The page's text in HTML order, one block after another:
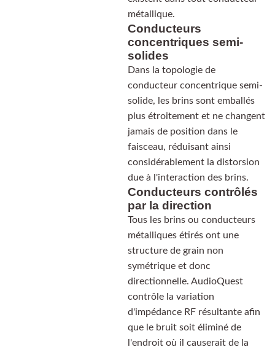
métallique.
Conducteurs
concentriques semi-
solides
Dans la topologie de
conducteur concentrique semi-
solide, les brins sont emballés
plus étroitement et ne changent
jamais de position dans le
faisceau, réduisant ainsi
considérablement la distorsion
due à l'interaction des brins.
Conducteurs contrôlés
par la direction
Tous les brins ou conducteurs
métalliques étirés ont une
structure de grain non
symétrique et donc
directionnelle. AudioQuest
contrôle la variation
d'impédance RF résultante afin
que le bruit soit éliminé de
l'endroit où il causerait de la